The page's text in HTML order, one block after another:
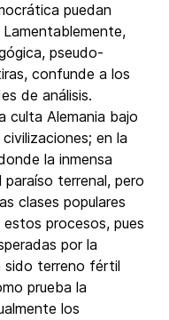
puedan
pseudo-
confunde a los
de análisis.
culta Alemania bajo
en la
la inmensa
terrenal, pero
clases populares
procesos, pues
por la
sido terreno fértil
prueba la
los